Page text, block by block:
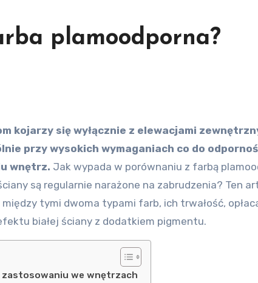
plamoodporna?
kojarzy się wyłącznie z elewacjami
przy wysokich wymaganiach co do
wnętrz. Jak wypada w porównaniu z farbą
są regularnie narażone na zabrudzenia? Ten
tymi dwoma typami farb, ich trwałość,
białej ściany z dodatkiem pigmentu.
we wnętrzach